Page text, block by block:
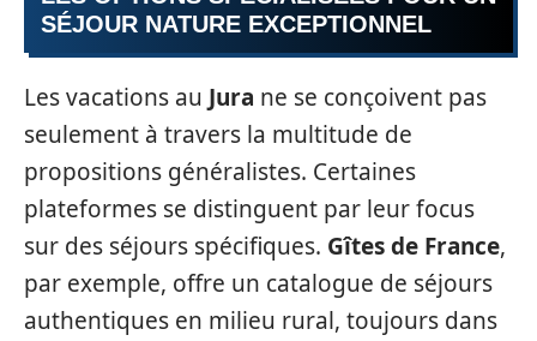
SÉJOUR NATURE EXCEPTIONNEL
Les vacations au Jura ne se conçoivent pas
seulement à travers la multitude de
propositions généralistes. Certaines
plateformes se distinguent par leur focus
sur des séjours spécifiques. Gîtes de France,
par exemple, offre un catalogue de séjours
authentiques en milieu rural, toujours dans